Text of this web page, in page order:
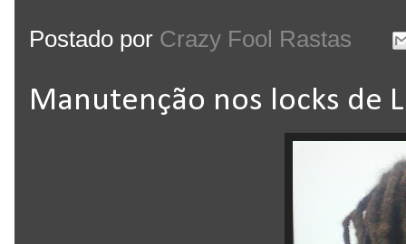
Postado por Crazy Fool Rastas
Manutenção nos locks de